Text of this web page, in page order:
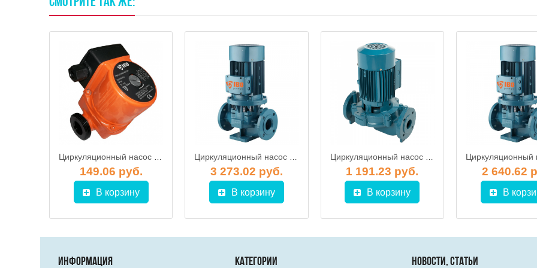
Циркуляционный насос IBO OHI 25-60/130
149.06 руб.
В корзину
Циркуляционный насос IBO IPML 65-5500
3 273.02 руб.
В корзину
Циркуляционный насос IBO IPML 50-1100
1 191.23 руб.
В корзину
2 640.62
В
ИНФОРМАЦИЯ КАТЕГОРИИ НОВОСТИ, СТАТЬИ